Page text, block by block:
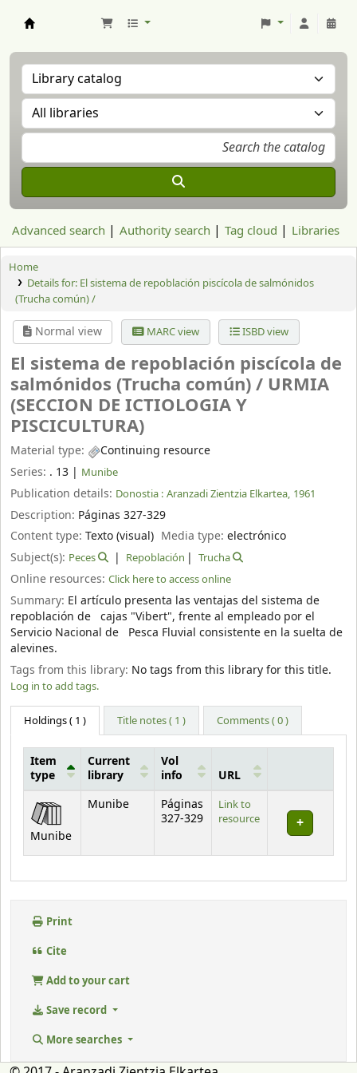
Advanced search Authority search Tag cloud Libraries
Home
Details for: El sistema de repoblación piscícola de salmónidos
(Trucha común) /
Normal view MARC view ISBD view
El sistema de repoblación piscícola de
salmónidos (Trucha común) / URMIA
(SECCION DE ICTIOLOGIA Y
PISCICULTURA)
Material type:
Continuing resource
Series: . 13 | Munibe
Publication details: Donostia : Aranzadi Zientzia Elkartea, 1961
Description: Páginas 327-329
Content type: Texto (visual) Media type:electrónico
Subject(s): Peces Repoblación Trucha
Online resources: Click here to access online
Summary: El artículo presenta las ventajas del sistema de
repoblación de cajas "Vibert", frente al empleado por el
Servicio Nacional de Pesca Fluvial consistente en la suelta de
alevines.
Tags from this library: No tags from this library for this title.
Log in to add tags.
Holdings( 1 ) Title notes ( 1 ) Comments ( 0 )
Holdings
Item
type
Current
library
Vol
info
URL
Munibe
Munibe
Páginas
327-329
Link to
resource
Print
Cite
Add to your cart
Save record
More searches